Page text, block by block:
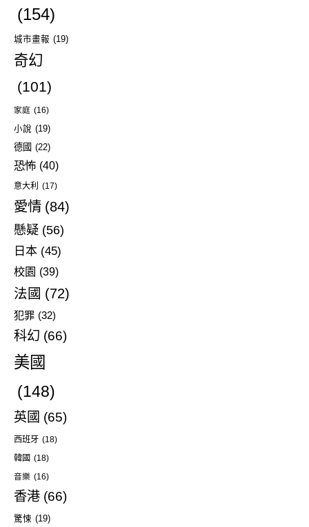
(154)
城市畫報 (19)
奇幻
(101)
家庭 (16)
小說 (19)
德國 (22)
恐怖 (40)
意大利 (17)
愛情 (84)
懸疑 (56)
日本 (45)
校園 (39)
法國 (72)
犯罪 (32)
科幻 (66)
美國
(148)
英國 (65)
西班牙 (18)
韓國 (18)
音樂 (16)
香港 (66)
驚悚 (19)